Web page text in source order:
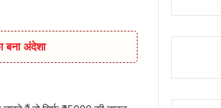
बना अंदेशा